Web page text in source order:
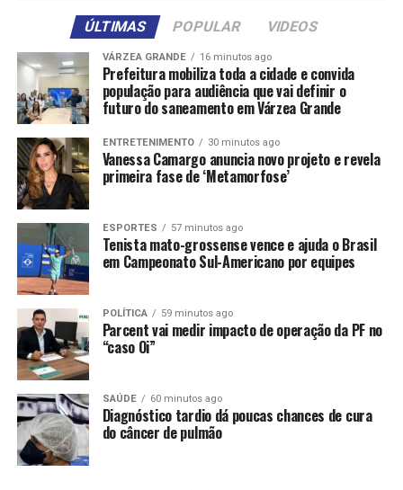
em preventiva, e mandou soltar Maria Cristina.
“O crime imputado à custodiada não foi praticado com
violência ou grave ameaça à pessoa, pelo que a soltura,
ao menos em princípio, não trará riscos à ordem pública
além daqueles a que a sociedade está obrigada a
suportar diariamente”, diz a decisão.
Ela precisará cumprir uma série de medidas cautelares,
como recolhimento domiciliar noturno e proibição de
viajar para fora do Brasil. Maria Cristina tem cidadania
suíça. Também está proibida de chegar a menos de 200
metros da casa de Lula.
racial, contra um diplomata chinês.
Comentários
ÚLTIMAS POPULAR VIDEOS
VÁRZEA GRANDE 16 minutos ago
Prefeitura mobiliza toda a cidade e convida
população para audiência que vai definir o
futuro do saneamento em Várzea Grande
ENTRETENIMENTO 30 minutos ago
Vanessa Camargo anuncia novo projeto e revela
primeira fase de ‘Metamorfose’
ESPORTES 57 minutos ago
Tenista mato-grossense vence e ajuda o Brasil
em Campeonato Sul-Americano por equipes
POLÍTICA 59 minutos ago
Parcent vai medir impacto de operação da PF no
“caso Oi”
SAÚDE 60 minutos ago
Diagnóstico tardio dá poucas chances de cura
do câncer de pulmão